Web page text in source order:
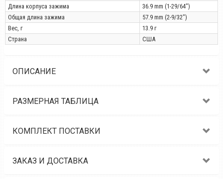
Длина корпуса зажима
36.9 mm (1-29/64")
Общая длина зажима
57.9 mm (2-9/32")
Вес, г
13.9 г
Страна
США
ОПИСАНИЕ
РАЗМЕРНАЯ ТАБЛИЦА
КОМПЛЕКТ ПОСТАВКИ
ЗАКАЗ И ДОСТАВКА